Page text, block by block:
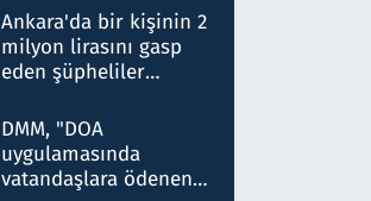
ifadelerinden ortaya
çıkan tablo şok etti
Ankara'da bir kişinin 2
milyon lirasını gasp
eden şüpheliler
DMM, "DOA
uygulamasında
vatandaşlara ödenen